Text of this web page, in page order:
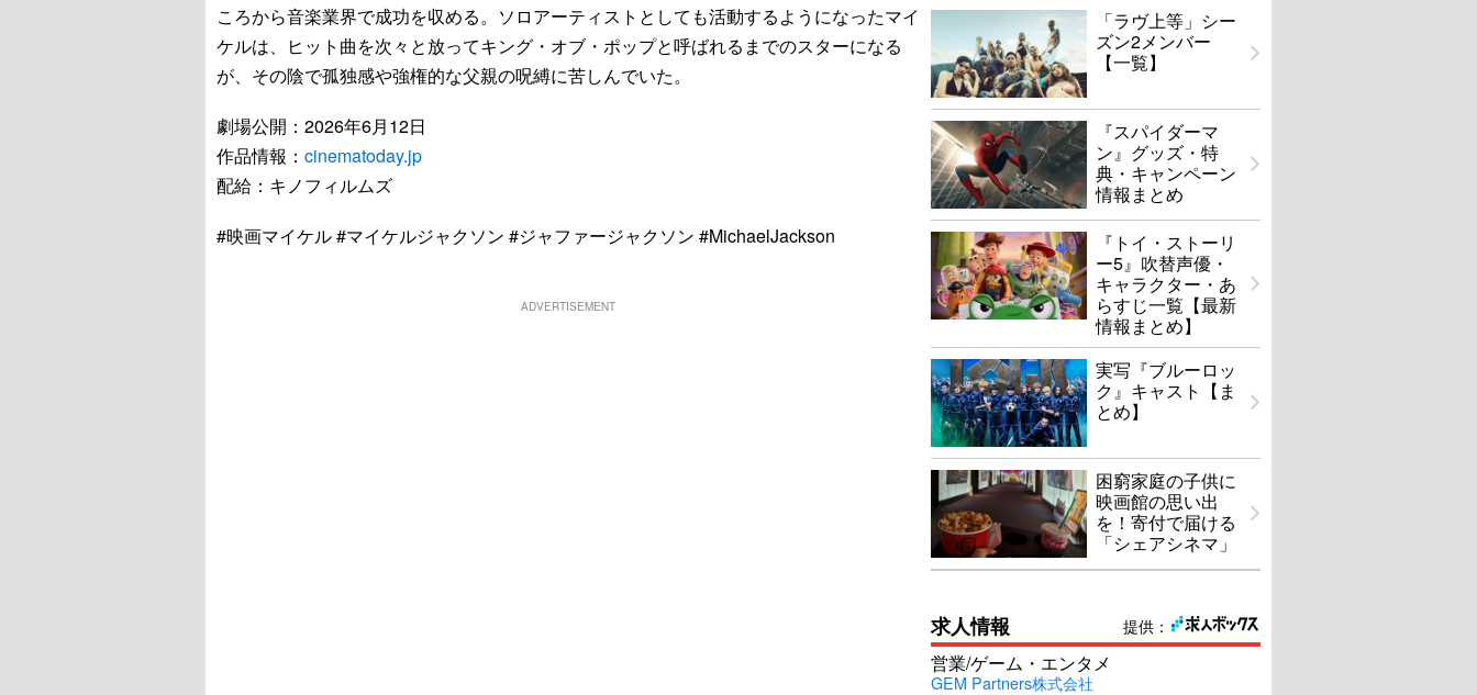
ころから音楽業界で成功を収める。ソロアーティストとしても活動するようになったマイ
ケルは、ヒット曲を次々と放ってキング・オブ・ポップと呼ばれるまでのスターになる
が、その陰で孤独感や強権的な父親の呪縛に苦しんでいた。
劇場公開：2026年6月12日
作品情報： cinematoday.jp
配給：キノフィルムズ
#映画マイケル #マイケルジャクソン #ジャファージャクソン #MichaelJackson
ADVERTISEMENT
「ラヴ上等」シー
ズン2メンバー
【一覧】
『スパイダーマ
ン』グッズ・特
典・キャンペーン
情報まとめ
『トイ・ストーリ
ー5』吹替声優・
キャラクター・あ
らすじ一覧【最新
情報まとめ】
実写『ブルーロッ
ク』キャスト【ま
とめ】
困窮家庭の子供に
映画館の思い出
を！寄付で届ける
「シェアシネマ」
提供：
求人情報
営業/ゲーム・エンタメ
GEM Partners株式会社